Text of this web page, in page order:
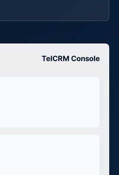
TelCRM Console